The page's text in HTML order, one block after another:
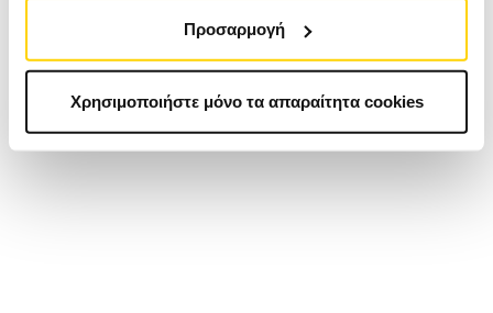
Προσαρμογή
Χρησιμοποιήστε μόνο τα απαραίτητα cookies